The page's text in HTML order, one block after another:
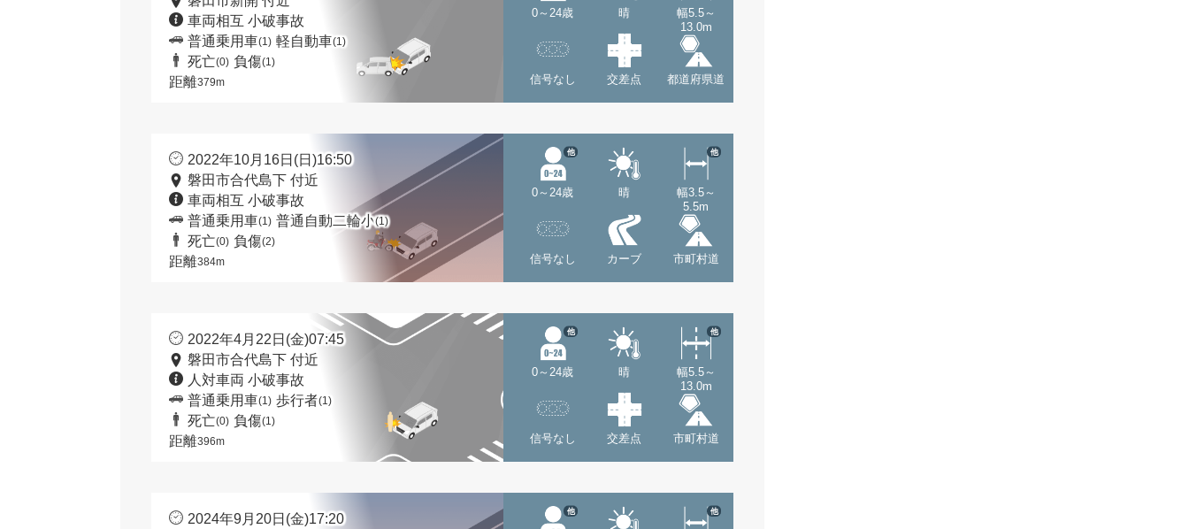
車両相互 小破事故
普通乗用車(1) 軽自動車(1)
死亡(0) 負傷(1)
距離379m
0～24歳 晴
幅5.5～
13.0m
信号なし 交差点 都道府県道
2022年10月16日(日)16:50
磐田市合代島下 付近
車両相互 小破事故
普通乗用車(1) 普通自動二輪小(1)
死亡(0) 負傷(2)
距離384m
0～24歳
他
晴
幅3.5～
5.5m
他
信号なし カーブ 市町村道
2022年4月22日(金)07:45
磐田市合代島下 付近
人対車両 小破事故
普通乗用車(1) 歩行者(1)
死亡(0) 負傷(1)
距離396m
0～24歳
他
晴
幅5.5～
13.0m
他
信号なし 交差点 市町村道
2024年9月20日(金)17:20
他 他